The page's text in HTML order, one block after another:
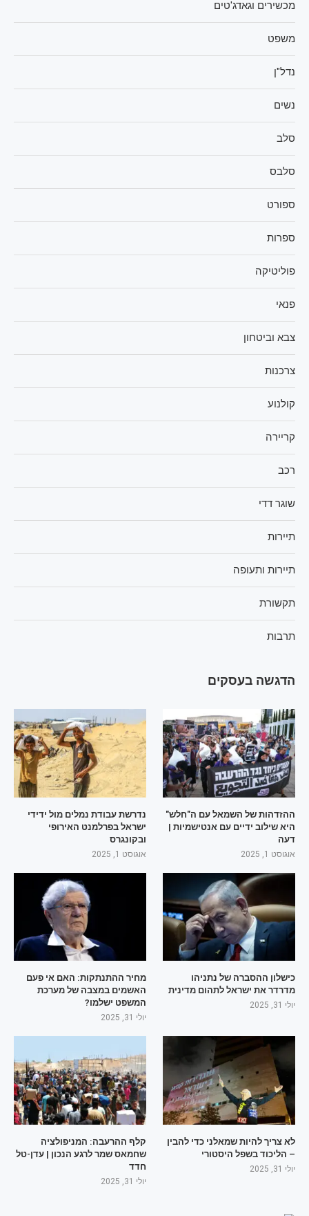
מכשירים וגאדג'טים
משפט
נדל"ן
נשים
סלב
סלבס
ספורט
ספרות
פוליטיקה
פנאי
צבא וביטחון
צרכנות
קולנוע
קריירה
רכב
שוגר דדי
תיירות
תיירות ותעופה
תקשורת
תרבות
הדגשה בעסקים
ההזדהות של השמאל עם ה"חלש"
היא שילוב ידיים עם אנטישמיות |
דעה
אוגוסט 1, 2025
נדרשת עבודת נמלים מול ידידי
ישראל בפרלמנט האירופי
ובקונגרס
אוגוסט 1, 2025
כישלון ההסברה של נתניהו
מדרדר את ישראל לתהום מדינית
יולי 31, 2025
מחיר ההתנתקות: האם אי פעם
האשמים במצבה של מערכת
המשפט ישלמו?
יולי 31, 2025
לא צריך להיות שמאלני כדי להבין
– הליכוד בשפל היסטורי
יולי 31, 2025
קלף ההרעבה: המניפולציה
שחמאס שמר לרגע הנכון | עדן-טל
חדד
יולי 31, 2025